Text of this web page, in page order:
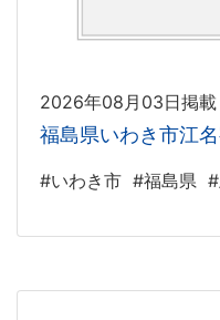
2026年08月03日掲載
福島県いわき市江
#いわき市 #福島県